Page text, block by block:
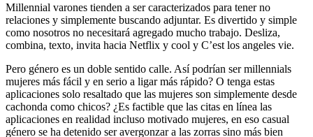
Millennial varones tienden a ser caracterizados para tener no
relaciones y simplemente buscando adjuntar. Es divertido y simple
como nosotros no necesitará agregado mucho trabajo. Desliza,
combina, texto, invita hacia Netflix y cool y C’est los angeles vie.
Pero género es un doble sentido calle. Así podrían ser millennials
mujeres más fácil y en serio a ligar más rápido? O tenga estas
aplicaciones solo resaltado que las mujeres son simplemente desde
cachonda como chicos? ¿Es factible que las citas en línea las
aplicaciones en realidad incluso motivado mujeres, en eso casual
género se ha detenido ser avergonzar a las zorras sino más bien